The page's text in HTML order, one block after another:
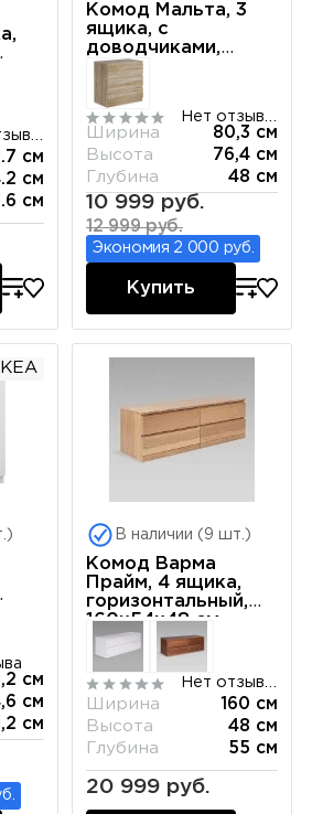
см
см
см
Комод Мальта, 3
ящика, с
доводчиками,
80х48х76 см,
белый
Ширина
80,3 см
Высота
76,4 см
Глубина
48 см
10 999 руб.
12 999 руб.
Экономия 2 000 руб.
Купить
см
см
см
В наличии (9 шт.)
Комод Варма
Прайм, 4 ящика,
горизонтальный,
160х54х48 см,
шпон натурального
дерева, дуб
беленый
Ширина
160 см
Высота
48 см
Глубина
55 см
20 999 руб.